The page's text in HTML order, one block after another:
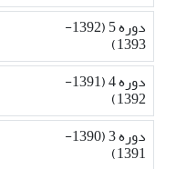
دوره 5 (1392-
1393)
دوره 4 (1391-
1392)
دوره 3 (1390-
1391)